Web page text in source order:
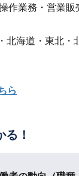
業務・営業販
北海道・東北
ら
！